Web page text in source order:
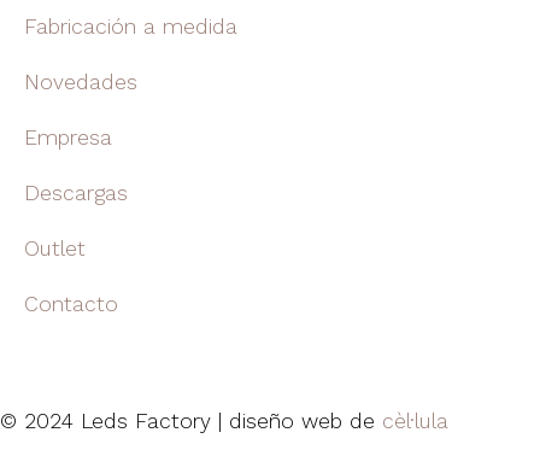
Fabricación a medida
Novedades
Empresa
Descargas
Outlet
Contacto
© 2024 Leds Factory | diseño web de cèl·lula